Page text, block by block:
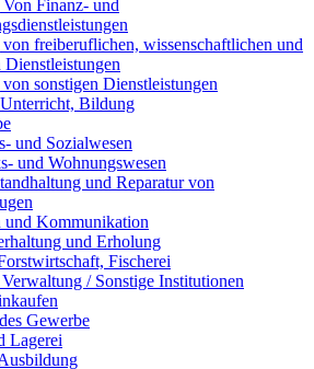
Finanz- und
freiberuflichen, wissenschaftlichen und
Dienstleistungen
sonstigen Dienstleistungen
Bildung
und Sozialwesen
und Wohnungswesen
und Reparatur von
und Kommunikation
und Erholung
Fischerei
/ Sonstige Institutionen
Gewerbe
Lagerei